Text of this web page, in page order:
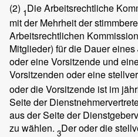
(2) 1Die Arbeitsrechtliche
mit der Mehrheit der
Arbeitsrechtlichen
Mitglieder) für die Dauer
oder eine Vorsitzende und
Vorsitzenden oder eine
oder die Vorsitzende ist im
Seite der
aus der Seite der
zu wählen. 3Der oder die